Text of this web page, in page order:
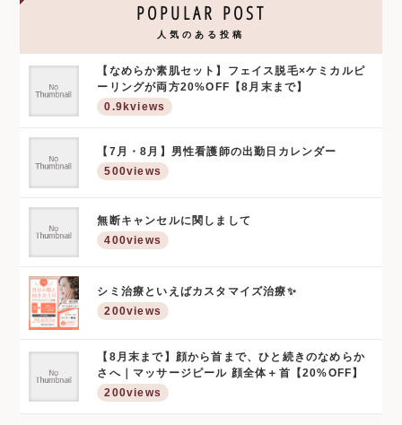
POPULAR POST
人気のある投稿
【なめらか素肌セット】フェイス脱毛×ケミカルピ
ーリングが両方20%OFF【8月末まで】
0.9kviews
【7月・8月】男性看護師の出勤日カレンダー
500views
無断キャンセルに関しまして
400views
シミ治療といえばカスタマイズ治療✨
200views
【8月末まで】顔から首まで、ひと続きのなめらか
さへ｜マッサージピール 顔全体＋首【20%OFF】
200views